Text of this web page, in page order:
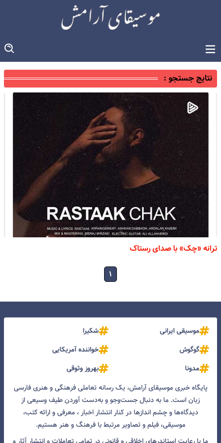
نتایج جستجو :
ترانه «چک» با صدای رستاک
۱
موسیقی ایرانی
شکیرا
گوگوش
خواننده آمریکایی
مدونا
بهروز وثوقی
پایگاه خبری موسیقای آرامش، یک رسانه تعاملی فرهنگی و هنری فارسی
زبان است. ما به دنبال جست‌و‌جو و به‌دست آوردن طیف وسیعی از
دیدگاه‌ها و چشم انداز‌ها در کنار انتشار اخبار ، معرفی و ارائه کتب،
موسیقی، فیلم و تصاویر مرتبط با فرهنگ و هنر هستیم.